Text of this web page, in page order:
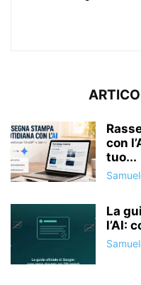
con
tuo...
La
l’AI: